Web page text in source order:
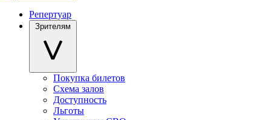
Репертуар
Зрителям
Покупка билетов
Схема залов
Доступность
Льготы